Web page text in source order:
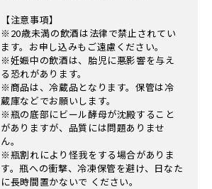
【注意事項】
※20歳未満の飲酒は法律で禁止されてい
ます。お申し込みもご遠慮ください。
※妊娠中の飲酒は、胎児に悪影響を与え
る恐れがあります。
※商品は、冷蔵品となります。保管は冷
蔵庫などでお願いします。
※瓶の底部にビール酵母が沈殿すること
がありますが、品質には問題ありませ
ん。
※瓶割れにより怪我をする場合がありま
す。瓶への衝撃、冷凍保管を避け、日なた
に長時間置かないで ください。